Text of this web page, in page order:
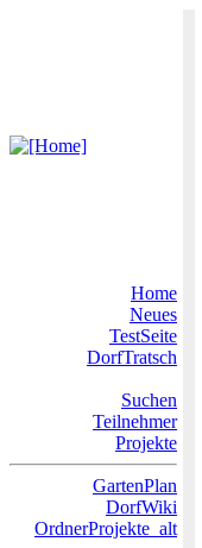
Home
Neues
TestSeite
DorfTratsch
Suchen
Teilnehmer
Projekte
GartenPlan
DorfWiki
OrdnerProjekte_alt